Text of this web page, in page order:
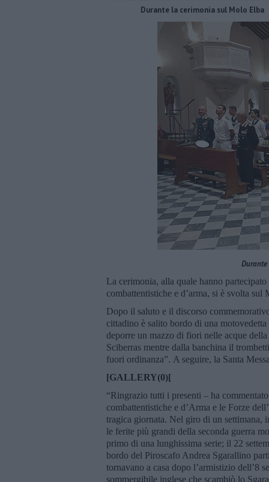
Durante la cerimonia sul Molo Elba
La cerimonia, alla quale hanno
combattentistiche e d’arma, si è svolta sul
Dopo il saluto e il discorso
cittadino è salito bordo di una
deporre un mazzo di fiori nelle acque
Sciberras mentre dalla banchina il
fuori ordinanza”. A seguire, la Santa
[GALLERY(0)[
“Ringrazio tutti i presenti – ha
combattentistiche e d’Arma e le Forze
tragica giornata. Nel giro di un settimana,
le ferite più grandi della seconda guerra
primo di una lunghissima serie; il 22
bordo del Piroscafo Andrea Sgarallino
tornavano a casa dopo l’armistizio dell’8
sommergibile inglese che scambiò lo